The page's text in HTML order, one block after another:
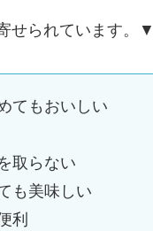
せられています。▼
てもおいしい
取らない
も美味しい
利